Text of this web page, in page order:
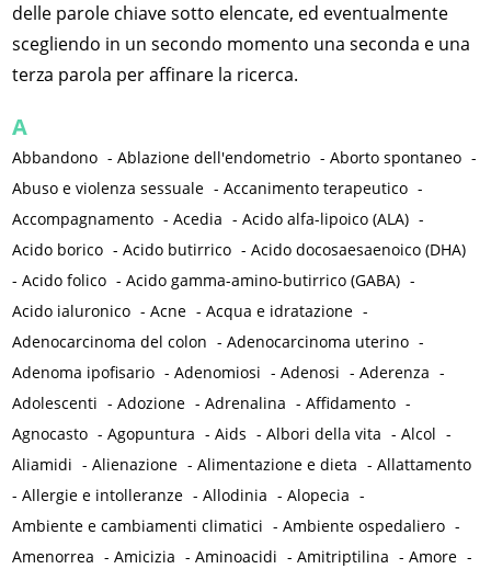
delle parole chiave sotto elencate, ed eventualmente
scegliendo in un secondo momento una seconda e una
terza parola per affinare la ricerca.
A
Abbandono -Ablazione dell'endometrio -Aborto spontaneo -
Abuso e violenza sessuale -Accanimento terapeutico -
Accompagnamento -Acedia -Acido alfa-lipoico (ALA) -
Acido borico -Acido butirrico -Acido docosaesaenoico (DHA)
-Acido folico -Acido gamma-amino-butirrico (GABA) -
Acido ialuronico -Acne -Acqua e idratazione -
Adenocarcinoma del colon -Adenocarcinoma uterino -
Adenoma ipofisario -Adenomiosi -Adenosi -Aderenza -
Adolescenti -Adozione -Adrenalina -Affidamento -
Agnocasto -Agopuntura -Aids -Albori della vita -Alcol -
Aliamidi -Alienazione -Alimentazione e dieta -Allattamento
-Allergie e intolleranze -Allodinia -Alopecia -
Ambiente e cambiamenti climatici -Ambiente ospedaliero -
Amenorrea -Amicizia -Aminoacidi -Amitriptilina -Amore -